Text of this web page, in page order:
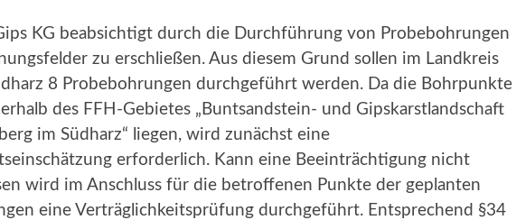
KG beabsichtigt durch die Durchführung von Probebohrungen
zu erschließen. Aus diesem Grund sollen im Landkreis
8 Probebohrungen durchgeführt werden. Da die Bohrpunkte
des FFH-Gebietes „Buntsandstein- und Gipskarstlandschaft
im Südharz“ liegen, wird zunächst eine
erforderlich. Kann eine Beeinträchtigung nicht
wird im Anschluss für die betroffenen Punkte der geplanten
eine Verträglichkeitsprüfung durchgeführt. Entsprechend §34